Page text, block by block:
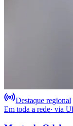
Destaque regional
Em toda a rede· via